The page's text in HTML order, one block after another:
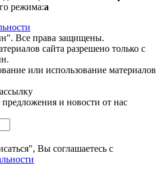
режима:a
Все права защищены.
сайта разрешено только с
или использование материалов
и новости от нас
Вы соглашаетесь с